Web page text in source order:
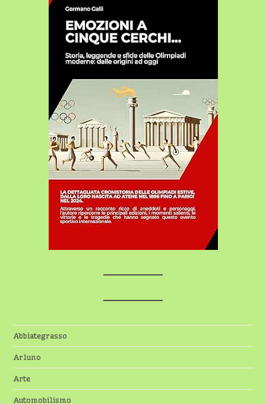
Abbiategrasso
Arluno
Arte
Automobilismo